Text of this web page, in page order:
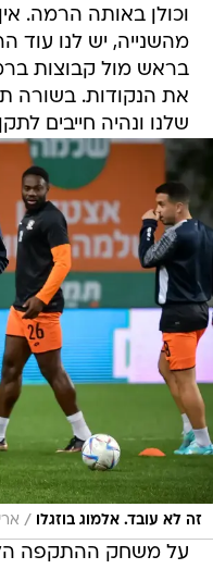
וכולן באותה הרמה.
מהשנייה, יש לנו
בראש מול קבוצות
את הנקודות. בשורה
שלנו ונהיה חייבים
זה לא עובד. אלמוג בוזגלו /
על משחק ההתקפה